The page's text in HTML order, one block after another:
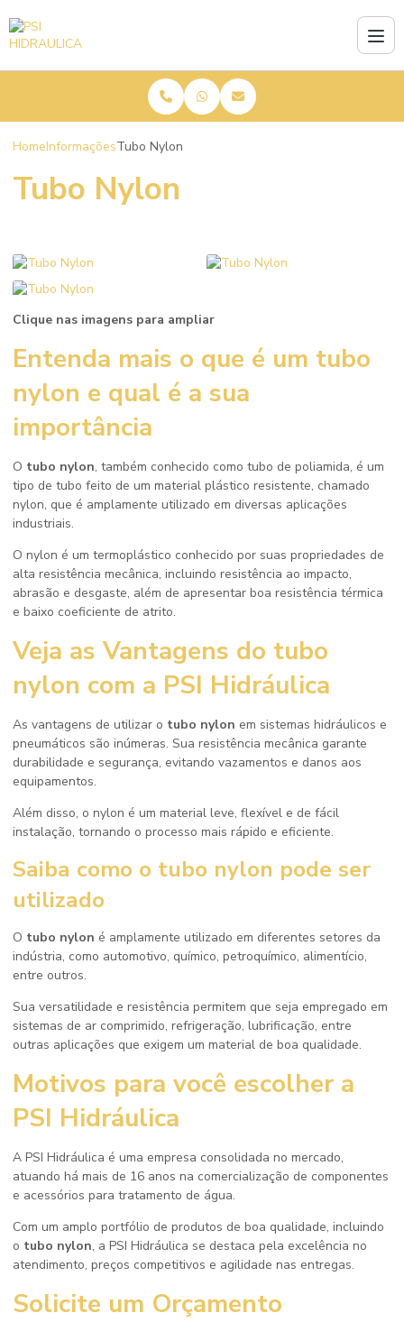
HomeInformaçõesTubo Nylon
Tubo Nylon
Clique nas imagens para ampliar
Entenda mais o que é um tubo
nylon e qual é a sua
importância
O tubo nylon, também conhecido como tubo de poliamida, é um
tipo de tubo feito de um material plástico resistente, chamado
nylon, que é amplamente utilizado em diversas aplicações
industriais.
O nylon é um termoplástico conhecido por suas propriedades de
alta resistência mecânica, incluindo resistência ao impacto,
abrasão e desgaste, além de apresentar boa resistência térmica
e baixo coeficiente de atrito.
Veja as Vantagens do tubo
nylon com a PSI Hidráulica
As vantagens de utilizar o tubo nylon em sistemas hidráulicos e
pneumáticos são inúmeras. Sua resistência mecânica garante
durabilidade e segurança, evitando vazamentos e danos aos
equipamentos.
Além disso, o nylon é um material leve, flexível e de fácil
instalação, tornando o processo mais rápido e eficiente.
Saiba como o tubo nylon pode ser
utilizado
O tubo nylon é amplamente utilizado em diferentes setores da
indústria, como automotivo, químico, petroquímico, alimentício,
entre outros.
Sua versatilidade e resistência permitem que seja empregado em
sistemas de ar comprimido, refrigeração, lubrificação, entre
outras aplicações que exigem um material de boa qualidade.
Motivos para você escolher a
PSI Hidráulica
A PSI Hidráulica é uma empresa consolidada no mercado,
atuando há mais de 16 anos na comercialização de componentes
e acessórios para tratamento de água.
Com um amplo portfólio de produtos de boa qualidade, incluindo
o tubo nylon, a PSI Hidráulica se destaca pela excelência no
atendimento, preços competitivos e agilidade nas entregas.
Solicite um Orçamento